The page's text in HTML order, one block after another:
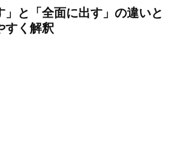
」と「全面に出す」の違いと
すく解釈